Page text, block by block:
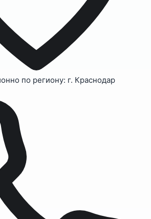
по региону: г. Краснодар